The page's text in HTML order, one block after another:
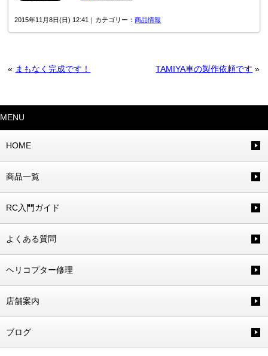
2015年11月8日(日) 12:41｜カテゴリー：商品情報
« まもなく完成です！ TAMIYA車の製作依頼です »
MENU
HOME
商品一覧
RC入門ガイド
よくある質問
ヘリコプター修理
店舗案内
ブログ